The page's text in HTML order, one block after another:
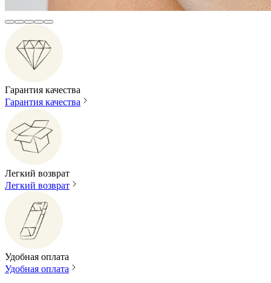
Гарантия качества
Гарантия качества
Легкий возврат
Легкий возврат
Удобная оплата
Удобная оплата